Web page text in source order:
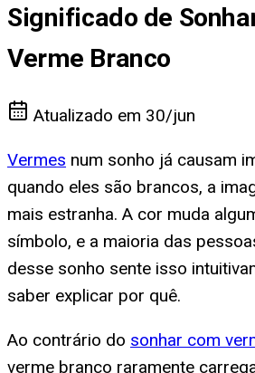
Significado de
Verme Branco
Atualizado em 30/jun
Vermes num sonho já causam
quando eles são brancos, a
mais estranha. A cor muda
símbolo, e a maioria das
desse sonho sente isso
saber explicar por quê.
Ao contrário do sonhar com
verme branco raramente